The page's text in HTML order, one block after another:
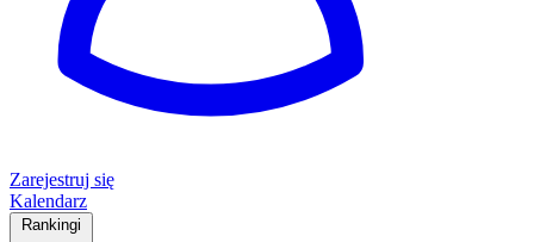
Zarejestruj się
Kalendarz
Rankingi